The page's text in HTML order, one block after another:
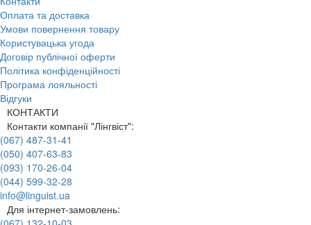
Оплата та доставка
Умови повернення товару
Користувацька угода
Договір публічної оферти
Політика конфіденційності
Програма лояльності
Відгуки
КОНТАКТИ
Контакти компанії "Лінгвіст":
(067) 487-31-41
(050) 407-63-83
(093) 170-26-04
(044) 599-32-28
info@linguist.ua
Для інтернет-замовлень: